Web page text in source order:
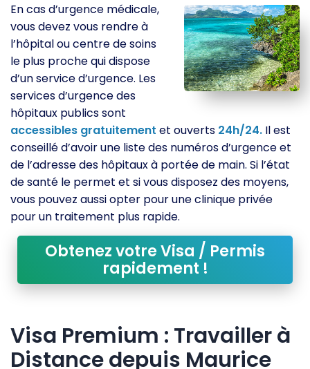
En cas d’urgence médicale,
vous devez vous rendre à
l’hôpital ou centre de soins
le plus proche qui dispose
d’un service d’urgence. Les
services d’urgence des
hôpitaux publics sont
accessibles gratuitement et ouverts 24h/24. Il est
conseillé d’avoir une liste des numéros d’urgence et
de l’adresse des hôpitaux à portée de main. Si l’état
de santé le permet et si vous disposez des moyens,
vous pouvez aussi opter pour une clinique privée
pour un traitement plus rapide.
Obtenez votre Visa / Permis
rapidement !
Visa Premium : Travailler à
Distance depuis Maurice